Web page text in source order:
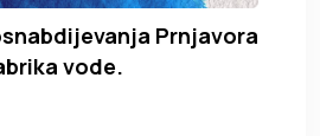
Prnjavora
vode.